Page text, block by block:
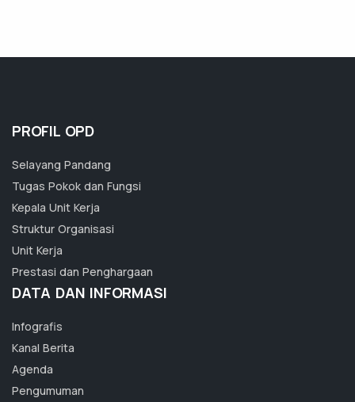
PROFIL OPD
Selayang Pandang
Tugas Pokok dan Fungsi
Kepala Unit Kerja
Struktur Organisasi
Unit Kerja
Prestasi dan Penghargaan
DATA DAN INFORMASI
Infografis
Kanal Berita
Agenda
Pengumuman